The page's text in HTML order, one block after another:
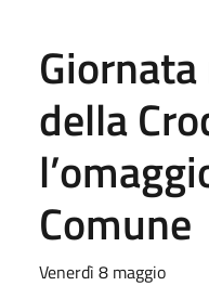
della
Comune
Venerdì 8 maggio